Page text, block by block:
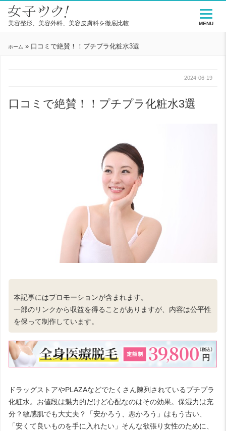
美容整形、美容外科、美容皮膚科を徹底比較
ホーム » 口コミで絶賛！！プチプラ化粧水3選
2024-06-19
口コミで絶賛！！プチプラ化粧水3選
本記事にはプロモーションが含まれます。
一部のリンクから収益を得ることがありますが、内容は公平性
を保って制作しています。
ドラッグストアやPLAZAなどでたくさん陳列されているプチプラ
化粧水。お値段は魅力的だけど心配なのはその効果。保湿力は充
分？敏感肌でも大丈夫？「安かろう、悪かろう」はもう古い、
「安くて良いものを手に入れたい」そんな欲張り女性のために、
MENU